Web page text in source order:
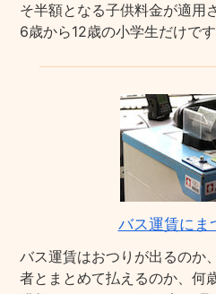
そ半額となる子供料金が適用
6歳から12歳の小学生だけです
バス運賃にま
バス運賃はおつりが出るのか
者とまとめて払えるのか、何